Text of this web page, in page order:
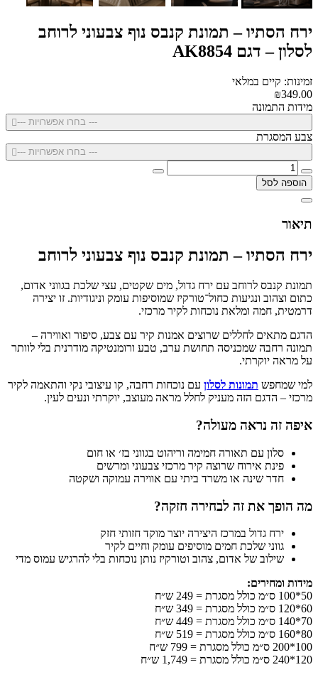
ירח הסתיו – תמונת קנבס נוף צבעוני לרוחב
לסלון – דגם AK8854
זמינות: קיים במלאי
₪349.00
מידות התמונה
--- בחרו אפשרויות ---
צבע המסגרת
--- בחרו אפשרויות ---
הוספה לסל
תיאור
ירח הסתיו – תמונת קנבס נוף צבעוני לרוחב
תמונת קנבס לרוחב עם ירח גדול, מים שקטים, עצי שלכת בגווני אדום,
כתום וצהוב ונגיעות כחול־טורקיז שמוסיפות עומק וניגודיות. זו יצירה
דרמטית, חמה ומלאת נוכחות לקיר מרכזי.
הדגם מתאים לחללים שרוצים אמנות קיר עם צבע, סיפור ואווירה –
תמונה רחבה שמכניסה תחושת ערב, טבע ורומנטיקה מודרנית בלי לוותר
על מראה יוקרתי.
למי שמחפש תמונות לסלון עם נוכחות רחבה, קו עיצובי נקי והתאמה לקיר
מרכזי – הדגם הזה מעניק לחלל מראה מעוצב, יוקרתי ונעים לעין.
איפה זה נראה מעולה?
סלון עם תאורה חמימה וריהוט בגווני בז׳ או חום
פינת אירוח שרוצה קיר מרכזי צבעוני ומרשים
חדר שינה או משרד ביתי עם אווירה עמוקה ושקטה
מה הופך את זה לבחירה חזקה?
ירח גדול במרכז היצירה יוצר מוקד חזותי חזק
גווני שלכת חמים מוסיפים עומק וחיים לקיר
שילוב של אדום, צהוב וטורקיז נותן נוכחות בלי להרגיש עמוס מדי
מידות ומחירים:
50*100 ס״מ כולל מסגרת = 249 ש״ח
60*120 ס״מ כולל מסגרת = 349 ש״ח
70*140 ס״מ כולל מסגרת = 449 ש״ח
80*160 ס״מ כולל מסגרת = 519 ש״ח
100*200 ס״מ כולל מסגרת = 799 ש״ח
120*240 ס״מ כולל מסגרת = 1,749 ש״ח